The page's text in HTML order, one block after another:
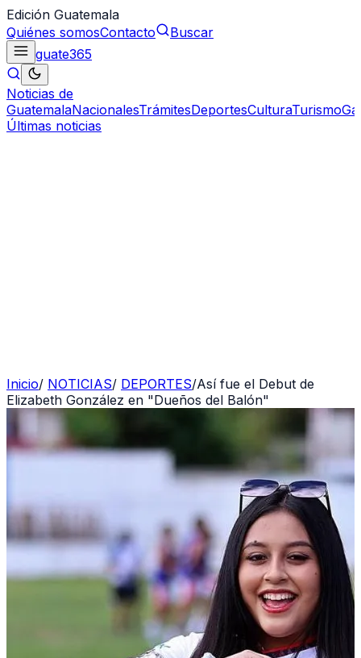
Edición Guatemala
Quiénes somosContacto
Buscar
guate365
Noticias de
GuatemalaNacionalesTrámitesDeportesCulturaTurismo
Últimas noticias
Inicio/ NOTICIAS/ DEPORTES/Así fue el Debut de
Elizabeth González en "Dueños del Balón"